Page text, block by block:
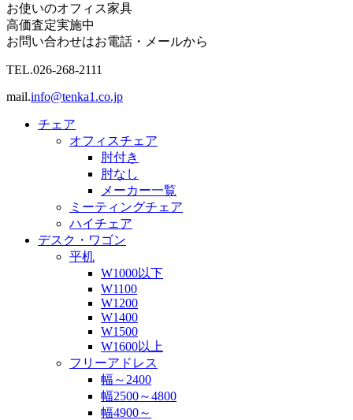
お使いのオフィス家具
高価査定実施中
お問い合わせはお電話・メールから
TEL.026-268-2111
mail.info@tenka1.co.jp
チェア
オフィスチェア
肘付き
肘なし
メーカー一覧
ミーティングチェア
ハイチェア
デスク・ワゴン
平机
W1000以下
W1100
W1200
W1400
W1500
W1600以上
フリーアドレス
幅～2400
幅2500～4800
幅4900～